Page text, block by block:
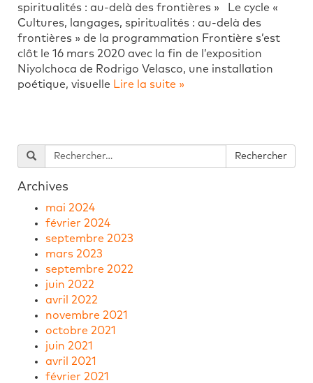
spiritualités : au-delà des frontières » Le cycle «
Cultures, langages, spiritualités : au-delà des
frontières » de la programmation Frontière s’est
clôt le 16 mars 2020 avec la fin de l’exposition
Niyolchoca de Rodrigo Velasco, une installation
poétique, visuelle Lire la suite »
Archives
mai 2024
février 2024
septembre 2023
mars 2023
septembre 2022
juin 2022
avril 2022
novembre 2021
octobre 2021
juin 2021
avril 2021
février 2021